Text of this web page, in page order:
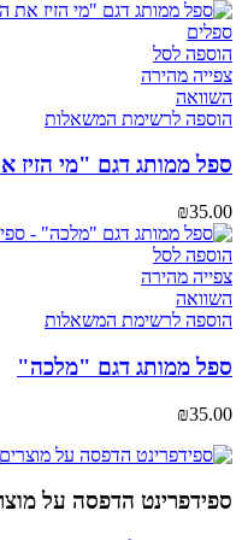
הוספה לסל
צפייה מהירה
השוואה
הוספה לרשימת המשאלות
ספל ממותג דגם "מי הזיז
₪35.00
הוספה לסל
צפייה מהירה
השוואה
הוספה לרשימת המשאלות
ספל ממותג דגם "מלכה"
₪35.00
ספידפרינט הדפסה על